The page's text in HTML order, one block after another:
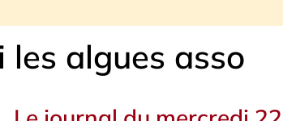
les algues asso